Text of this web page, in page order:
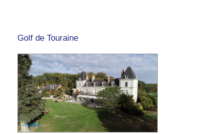
Golf de Touraine